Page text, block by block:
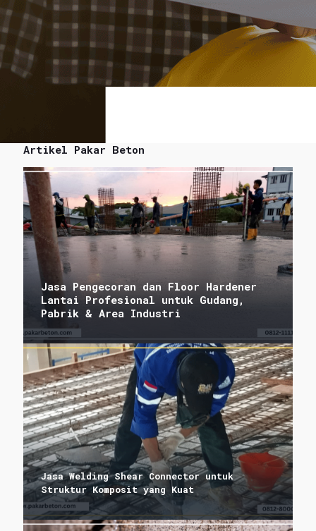
Artikel Pakar Beton
Jasa Pengecoran dan Floor Hardener
Lantai Profesional untuk Gudang,
Pabrik & Area Industri
Jasa Welding Shear Connector untuk
Struktur Komposit yang Kuat